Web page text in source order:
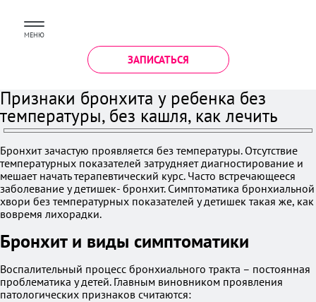
МЕНЮ
ЗАПИСАТЬСЯ
Признаки бронхита у ребенка без
температуры, без кашля, как лечить
Бронхит зачастую проявляется без температуры. Отсутствие
температурных показателей затрудняет диагностирование и
мешает начать терапевтический курс. Часто встречающееся
заболевание у детишек- бронхит. Симптоматика бронхиальной
хвори без температурных показателей у детишек такая же, как
вовремя лихорадки.
Бронхит и виды симптоматики
Воспалительный процесс бронхиального тракта – постоянная
проблематика у детей. Главным виновником проявления
патологических признаков считаются: